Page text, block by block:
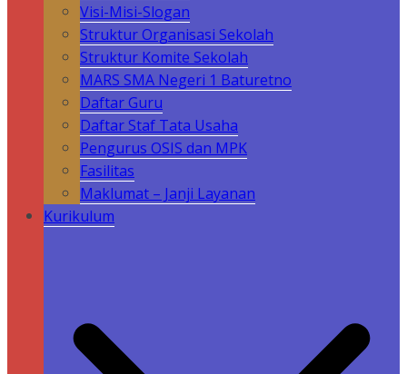
Visi-Misi-Slogan
Struktur Organisasi Sekolah
Struktur Komite Sekolah
MARS SMA Negeri 1 Baturetno
Daftar Guru
Daftar Staf Tata Usaha
Pengurus OSIS dan MPK
Fasilitas
Maklumat – Janji Layanan
Kurikulum